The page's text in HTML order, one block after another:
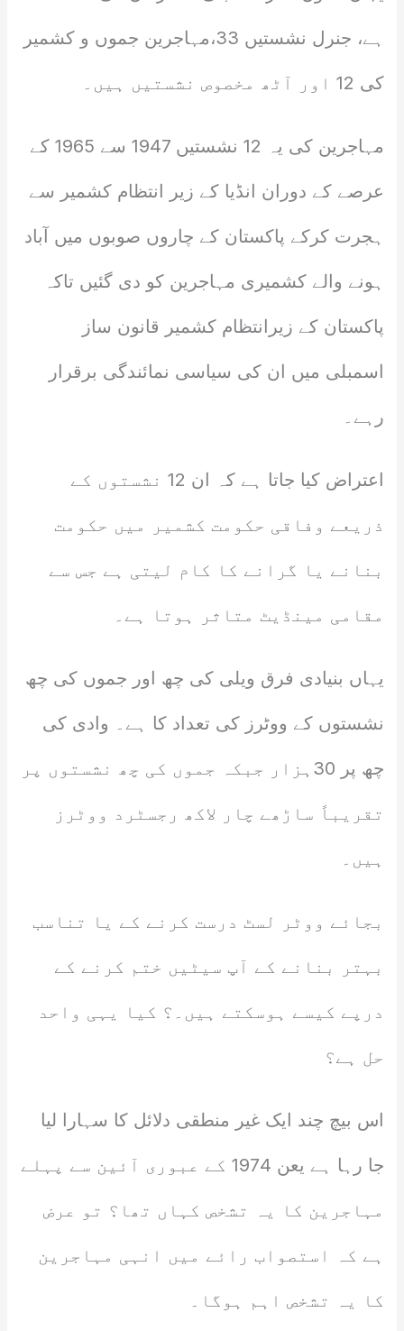
ہے، جنرل نشستیں 33،مہاجرین جموں و کشمیر
کی 12 اور آٹھ مخصوص نشستیں ہیں۔
مہاجرین کی یہ 12 نشستیں 1947 سے 1965 کے
عرصے کے دوران انڈیا کے زیر انتظام کشمیر سے
ہجرت کرکے پاکستان کے چاروں صوبوں میں آباد
ہونے والے کشمیری مہاجرین کو دی گئیں تاکہ
پاکستان کے زیرانتظام کشمیر قانون ساز
اسمبلی میں ان کی سیاسی نمائندگی برقرار
رہے۔
اعتراض کیا جاتا ہے کہ ان 12 نشستوں کے
ذریعے وفاقی حکومت کشمیر میں حکومت
بنانے یا گرانے کا کام لیتی ہے جس سے
مقامی مینڈیٹ متاثر ہوتا ہے۔
یہاں بنیادی فرق ویلی کی چھ اور جموں کی چھ
نشستوں کے ووٹرز کی تعداد کا ہے۔ وادی کی
چھ پر 30ہزار جبکہ جموں کی چھ نشستوں پر
تقریباً ساڑھے چار لاکھ رجسٹرد ووٹرز
ہیں۔
بجائے ووٹر لسٹ درست کرنے کے یا تناسب
بہتر بنانے کے آپ سیٹیں ختم کرنے کے
درپے کیسے ہوسکتے ہیں۔؟ کیا یہی واحد
حل ہے؟
اس بیچ چند ایک غیر منطقی دلائل کا سہارا لیا
جا رہا ہے یعن 1974 کے عبوری آئین سے پہلے
مہاجرین کا یہ تشخص کہاں تھا؟ تو عرض
ہے کہ استصواب رائے میں انہی مہاجرین
کا یہ تشخص اہم ہوگا۔